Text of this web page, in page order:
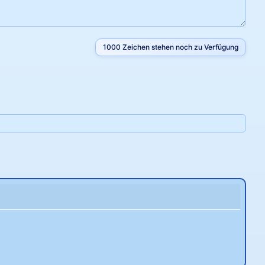
1000 Zeichen stehen noch zu Verfügung